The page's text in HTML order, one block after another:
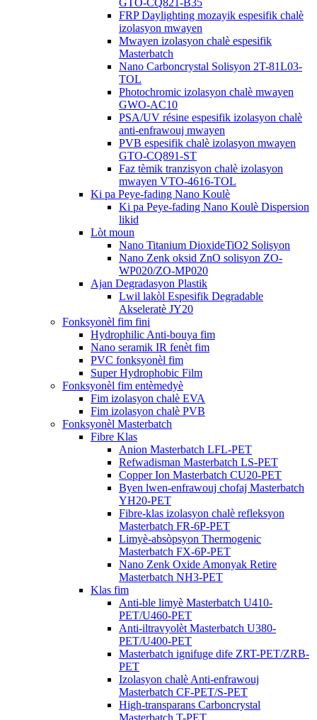
GTO-CQ821-B35
FRP Daylighting mozayik espesifik chalè
izolasyon mwayen
Mwayen izolasyon chalè espesifik
Masterbatch
Nano Carboncrystal Solisyon 2T-81L03-
TOL
Photochromic izolasyon chalè mwayen
GWO-AC10
PSA/UV résine espesifik izolasyon chalè
anti-enfrawouj mwayen
PVB espesifik chalè izolasyon mwayen
GTO-CQ891-ST
Faz tèmik tranzisyon chalè izolasyon
mwayen VTO-4616-TOL
Ki pa Peye-fading Nano Koulè
Ki pa Peye-fading Nano Koulè Dispersion
likid
Lòt moun
Nano Titanium DioxideTiO2 Solisyon
Nano Zenk oksid ZnO solisyon ZO-
WP020/ZO-MP020
Ajan Degradasyon Plastik
Lwil lakòl Espesifik Degradable
Akseleratè JY20
Fonksyonèl fim fini
Hydrophilic Anti-bouya fim
Nano seramik IR fenèt fim
PVC fonksyonèl fim
Super Hydrophobic Film
Fonksyonèl fim entèmedyè
Fim izolasyon chalè EVA
Fim izolasyon chalè PVB
Fonksyonèl Masterbatch
Fibre Klas
Anion Masterbatch LFL-PET
Refwadisman Masterbatch LS-PET
Copper Ion Masterbatch CU20-PET
Byen lwen-enfrawouj chofaj Masterbatch
YH20-PET
Fibre-klas izolasyon chalè refleksyon
Masterbatch FR-6P-PET
Limyè-absòpsyon Thermogenic
Masterbatch FX-6P-PET
Nano Zenk Oxide Amonyak Retire
Masterbatch NH3-PET
Klas fim
Anti-ble limyè Masterbatch U410-
PET/U460-PET
Anti-iltravyolèt Masterbatch U380-
PET/U400-PET
Masterbatch ignifuge dife ZRT-PET/ZRB-
PET
Izolasyon chalè Anti-enfrawouj
Masterbatch CF-PET/S-PET
High-transparans Carboncrystal
Masterbatch T-PET